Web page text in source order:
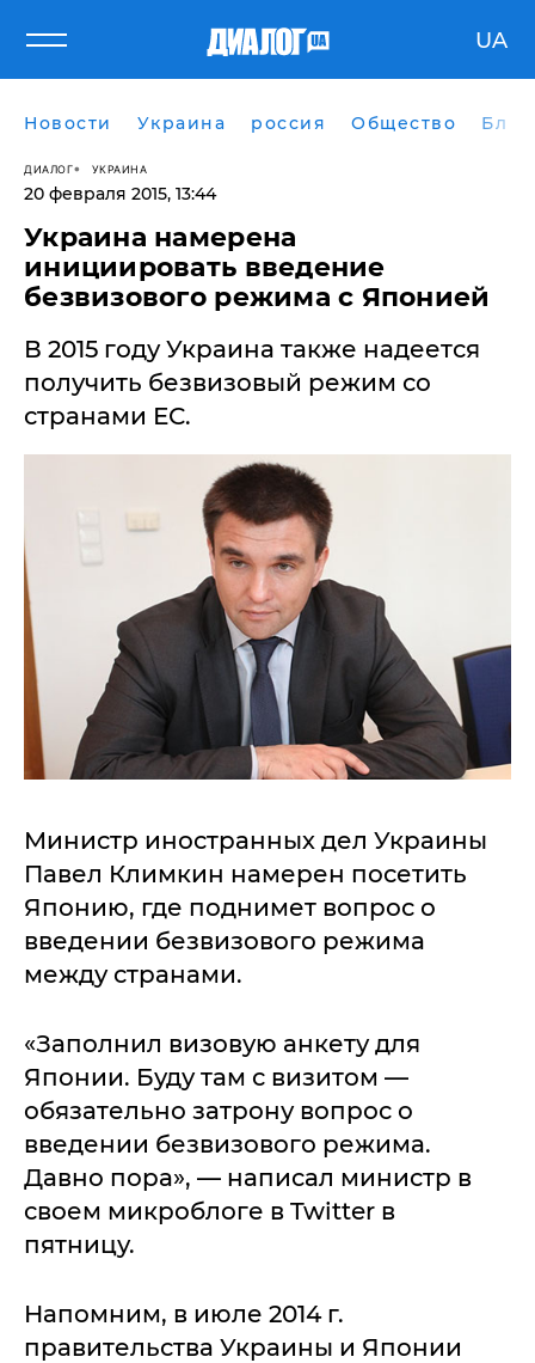
UA
Новости Украина россия Общество
ДИАЛОГ УКРАИНА
20 февраля 2015, 13:44
Украина намерена
инициировать введение
безвизового режима с Японией
В 2015 году Украина также надеется
получить безвизовый режим со
странами ЕС.
Министр иностранных дел Украины
Павел Климкин намерен посетить
Японию, где поднимет вопрос о
введении безвизового режима
между странами.
«Заполнил визовую анкету для
Японии. Буду там с визитом —
обязательно затрону вопрос о
введении безвизового режима.
Давно пора», — написал министр в
своем микроблоге в Twitter в
пятницу.
Напомним, в июле 2014 г.
правительства Украины и Японии